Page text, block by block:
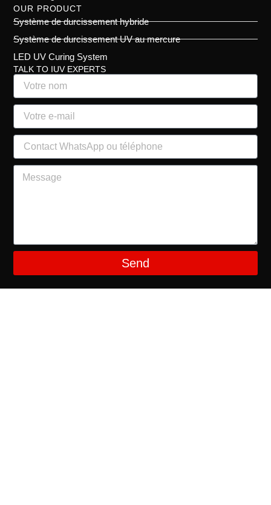
OUR PRODUCT
Système de durcissement hybride
Système de durcissement UV au mercure
LED UV Curing System
TALK TO IUV EXPERTS
Send